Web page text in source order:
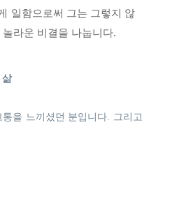
일함으로써 그는 그렇지 않
라운 비결을 나눕니다.
삶
을 느끼셨던 분입니다. 그리고